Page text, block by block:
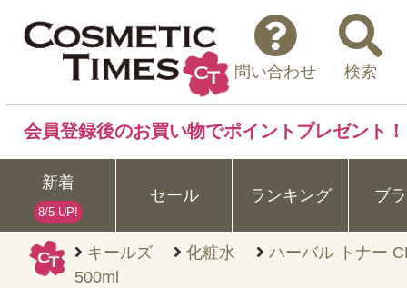
キールズ 化粧水
ハーバル トナー
500ml
問い合わせ 検索
会員登録後のお買い物でポイントプレゼント！
新着
8/5 UP!
セール ランキング ブ